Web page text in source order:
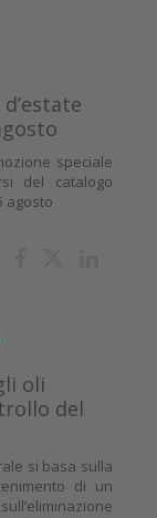
speciale
del catalogo
agosto
oli
del
si basa sulla
di un